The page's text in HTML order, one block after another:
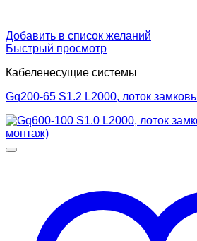
Добавить в список желаний
Быстрый просмотр
Кабеленесущие системы
Gq200-65 S1.2 L2000, лоток